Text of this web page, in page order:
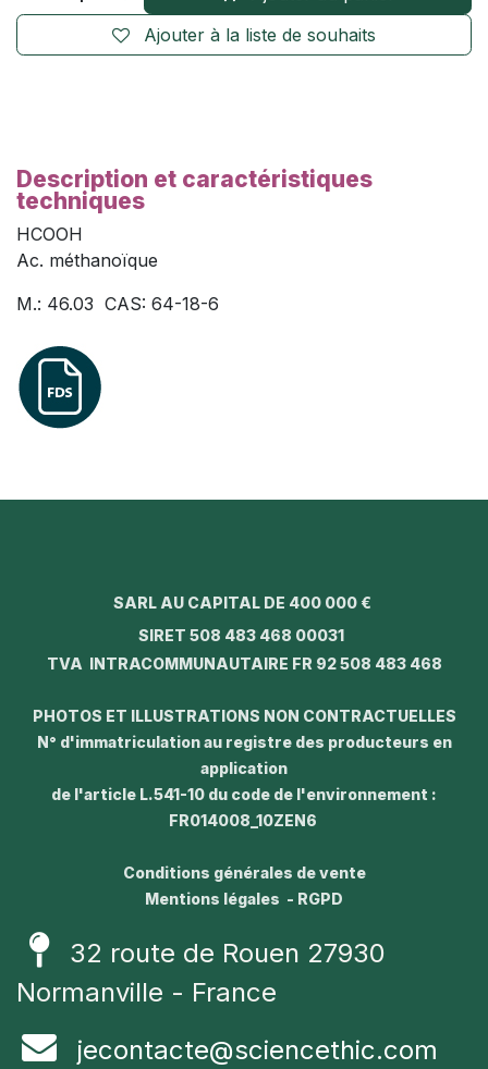
Ajouter à la liste de souhaits
Description et caractéristiques
techniques
HCOOH
Ac. méthanoïque
M.: 46.03 CAS: 64-18-6
SARL AU CAPITAL DE 400 000 €
SIRET 508 483 468 00031
TVA INTRACOMMUNAUTAIRE FR 92 508 483 468
PHOTOS ET ILLUSTRATIONS NON CONTRACTUELLES
N° d'immatriculation au registre des producteurs en
application
de l'article L.541-10 du code de l'environnement :
FR014008_10ZEN6
Conditions générales de vente
Mentions légales - RGPD
32 route de Rouen 27930
Normanville - France
jecontacte@sciencethic.com